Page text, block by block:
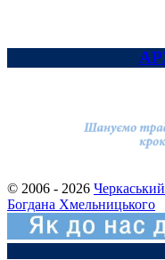
© 2006 - 2026
Богдана Хмельницького